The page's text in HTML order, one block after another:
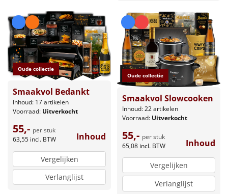
Oude collectie
Smaakvol Bedankt
Inhoud: 17 artikelen
Voorraad: Uitverkocht
55,- per stuk
63,55 incl. BTW Inhoud
Vergelijken
Verlanglijst
Oude collectie
Smaakvol Slowcooken
Inhoud: 22 artikelen
Voorraad: Uitverkocht
55,- per stuk
65,08 incl. BTW Inhoud
Vergelijken
Verlanglijst